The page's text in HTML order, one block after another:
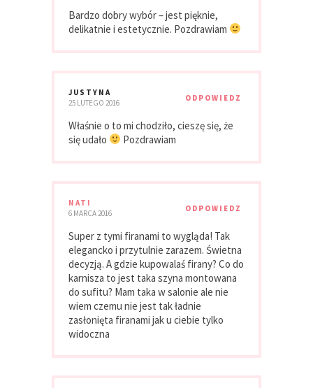
Bardzo dobry wybór – jest pięknie,
delikatnie i estetycznie. Pozdrawiam
JUSTYNA
25 LUTEGO 2016
ODPOWIEDZ
Właśnie o to mi chodziło, cieszę się, że
się udało
Pozdrawiam
NATI
6 MARCA 2016
ODPOWIEDZ
Super z tymi firanami to wygląda! Tak
elegancko i przytulnie zarazem. Świetna
decyzją. A gdzie kupowalaś firany? Co do
karnisza to jest taka szyna montowana
do sufitu? Mam taka w salonie ale nie
wiem czemu nie jest tak ładnie
zasłonięta firanami jak u ciebie tylko
widoczna